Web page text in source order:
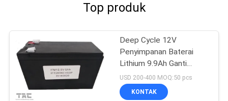
Top produk
Deep Cycle 12V
Penyimpanan Baterai
Lithium 9.9Ah Ganti
Baterai GEL
USD 200-400 MOQ:50 pcs
KONTAK